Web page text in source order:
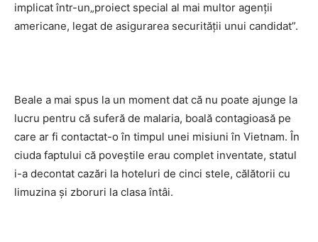
implicat într-un„proiect special al mai multor agenţii
americane, legat de asigurarea securităţii unui candidat”.
Beale a mai spus la un moment dat că nu poate ajunge la
lucru pentru că suferă de malaria, boală contagioasă pe
care ar fi contactat-o în timpul unei misiuni în Vietnam. În
ciuda faptului că poveştile erau complet inventate, statul
i-a decontat cazări la hoteluri de cinci stele, călătorii cu
limuzina şi zboruri la clasa întâi.